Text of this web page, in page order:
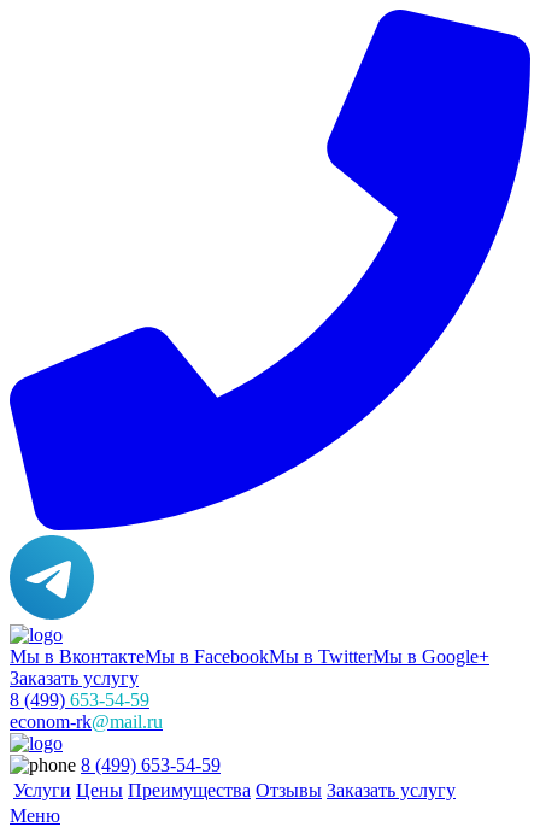
Мы в ВконтактеМы в FacebookМы в TwitterМы в Google+
Заказать услугу
8 (499) 653-54-59
econom-rk@mail.ru
8 (499) 653-54-59
Услуги Цены Преимущества Отзывы Заказать услугу
Меню